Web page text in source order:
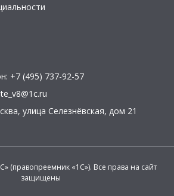
+7 (495) 737-92-57
, улица Селезнёвская, дом 21
(правопреемник «1С»). Все права на сайт
защищены